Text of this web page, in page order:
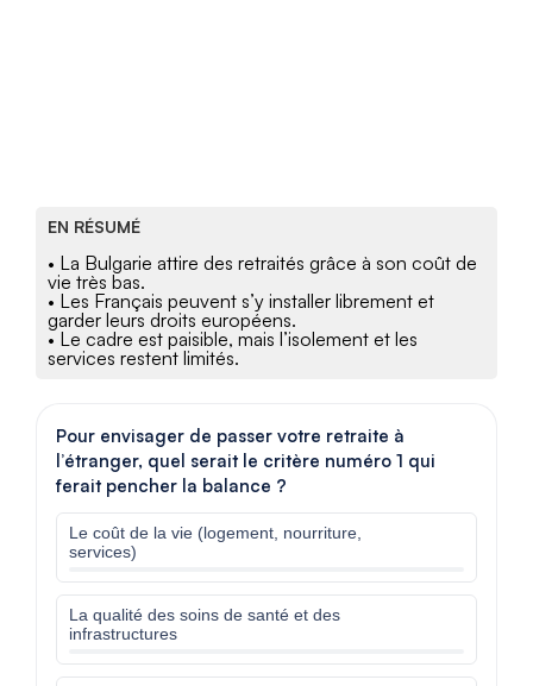
EN RÉSUMÉ
• La Bulgarie attire des retraités grâce à son coût de
vie très bas.
• Les Français peuvent s’y installer librement et
garder leurs droits européens.
• Le cadre est paisible, mais l’isolement et les
services restent limités.
Pour envisager de passer votre retraite à
l’étranger, quel serait le critère numéro 1 qui
ferait pencher la balance ?
Le coût de la vie (logement, nourriture,
services)
La qualité des soins de santé et des
infrastructures